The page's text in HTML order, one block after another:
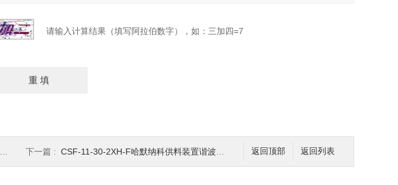
请输入计算结果（填写阿拉伯数字），如：三加四=7
返回列表
返回顶部
下一篇 : CSF-11-30-2XH-F哈默纳科供料装置谐波减速器